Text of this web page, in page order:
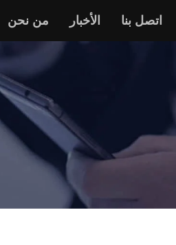
من نحن الأخبار اتصل بنا